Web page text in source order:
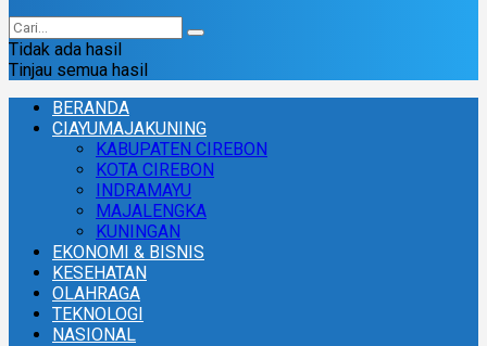
Tidak ada hasil
Tinjau semua hasil
BERANDA
CIAYUMAJAKUNING
KABUPATEN CIREBON
KOTA CIREBON
INDRAMAYU
MAJALENGKA
KUNINGAN
EKONOMI & BISNIS
KESEHATAN
OLAHRAGA
TEKNOLOGI
NASIONAL